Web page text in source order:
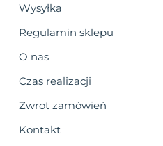
Wysyłka
Regulamin sklepu
O nas
Czas realizacji
Zwrot zamówień
Kontakt